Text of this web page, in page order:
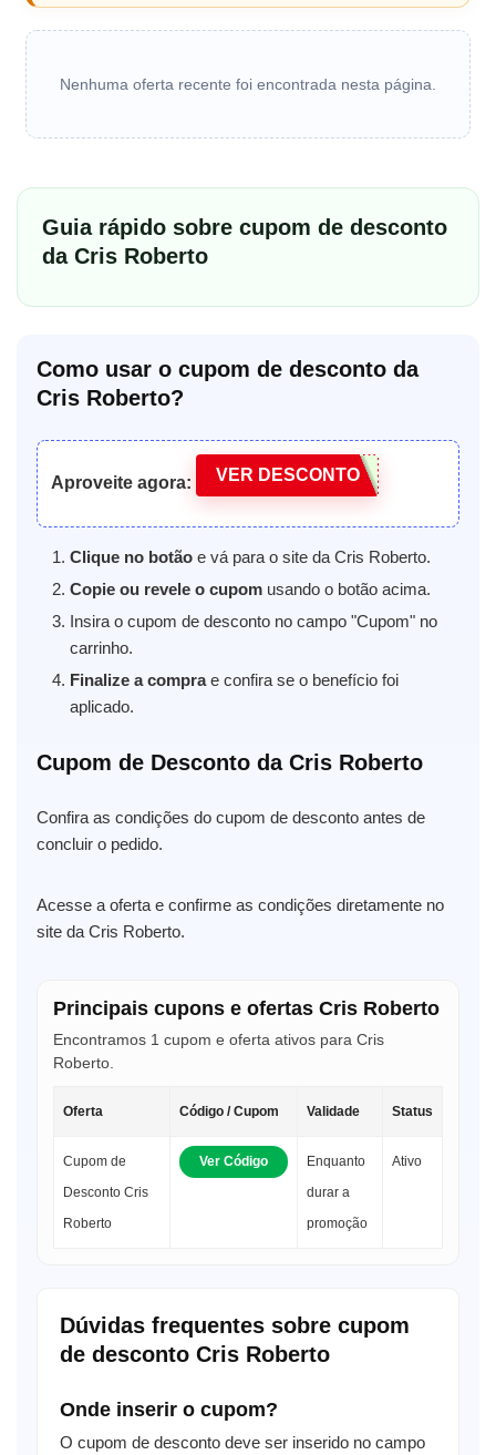
Nenhuma oferta recente foi encontrada nesta página.
Guia rápido sobre cupom de desconto
da Cris Roberto
Como usar o cupom de desconto da
Cris Roberto?
Aproveite agora: VER DESCONTO
Clique no botão e vá para o site da Cris Roberto.
Copie ou revele o cupom usando o botão acima.
Insira o cupom de desconto no campo "Cupom" no
carrinho.
Finalize a comprae confira se o benefício foi
aplicado.
Cupom de Desconto da Cris Roberto
Confira as condições do cupom de desconto antes de
concluir o pedido.
Acesse a oferta e confirme as condições diretamente no
site da Cris Roberto.
Principais cupons e ofertas Cris Roberto
Encontramos 1 cupom e oferta ativos para Cris
Roberto.
Oferta Código / Cupom Validade Status
Cupom de
Desconto Cris
Roberto
Ver Código
Enquanto
durar a
promoção
Ativo
Dúvidas frequentes sobre cupom
de desconto Cris Roberto
Onde inserir o cupom?
O cupom de desconto deve ser inserido no campo